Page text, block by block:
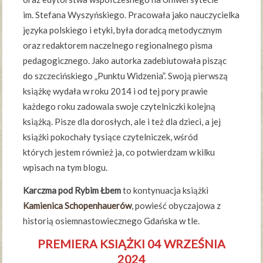
im. Stefana Wyszyńskiego. Pracowała jako nauczycielka
języka polskiego i etyki, była doradcą metodycznym
oraz redaktorem naczelnego regionalnego pisma
pedagogicznego. Jako autorka zadebiutowała pisząc
do szczecińskiego „Punktu Widzenia”. Swoją pierwszą
książkę wydała w roku 2014 i od tej pory prawie
każdego roku zadowala swoje czytelniczki kolejną
książką. Pisze dla dorosłych, ale i też dla dzieci, a jej
książki pokochały tysiące czytelniczek, wśród
których jestem również ja, co potwierdzam w kilku
wpisach na tym blogu.
Karczma pod Rybim Łbemto kontynuacja książki
Kamienica Schopenhauerów, powieść obyczajowa z
historią osiemnastowiecznego Gdańska w tle.
PREMIERA KSIĄŻKI 04 WRZEŚNIA
2024